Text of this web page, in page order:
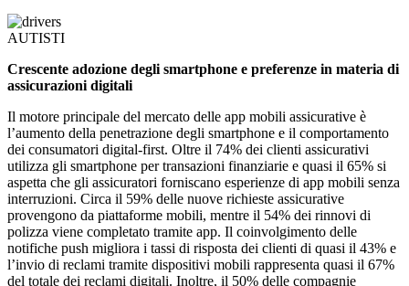
AUTISTI
Crescente adozione degli smartphone e preferenze in materia di
assicurazioni digitali
Il motore principale del mercato delle app mobili assicurative è
l’aumento della penetrazione degli smartphone e il comportamento
dei consumatori digital-first. Oltre il 74% dei clienti assicurativi
utilizza gli smartphone per transazioni finanziarie e quasi il 65% si
aspetta che gli assicuratori forniscano esperienze di app mobili senza
interruzioni. Circa il 59% delle nuove richieste assicurative
provengono da piattaforme mobili, mentre il 54% dei rinnovi di
polizza viene completato tramite app. Il coinvolgimento delle
notifiche push migliora i tassi di risposta dei clienti di quasi il 43% e
l’invio di reclami tramite dispositivi mobili rappresenta quasi il 67%
del totale dei reclami digitali. Inoltre, il 50% delle compagnie